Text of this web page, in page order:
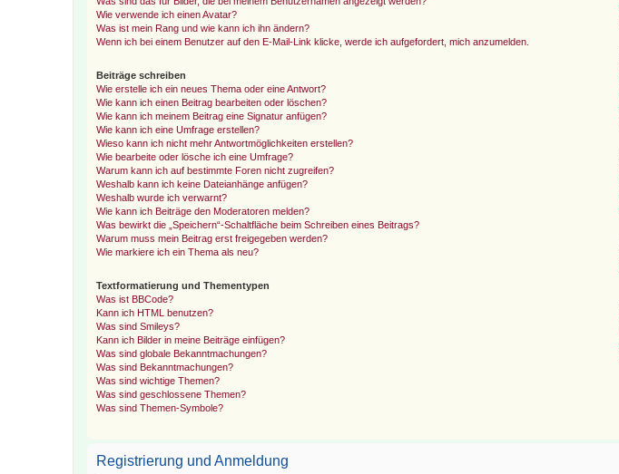
Wie verwende ich einen Avatar?
Was ist mein Rang und wie kann ich ihn ändern?
Wenn ich bei einem Benutzer auf den E-Mail-Link klicke, werde ich aufgefordert, mich anzumelden.
Beiträge schreiben
Wie erstelle ich ein neues Thema oder eine Antwort?
Wie kann ich einen Beitrag bearbeiten oder löschen?
Wie kann ich meinem Beitrag eine Signatur anfügen?
Wie kann ich eine Umfrage erstellen?
Wieso kann ich nicht mehr Antwortmöglichkeiten erstellen?
Wie bearbeite oder lösche ich eine Umfrage?
Warum kann ich auf bestimmte Foren nicht zugreifen?
Weshalb kann ich keine Dateianhänge anfügen?
Weshalb wurde ich verwarnt?
Wie kann ich Beiträge den Moderatoren melden?
Was bewirkt die „Speichern“-Schaltfläche beim Schreiben eines Beitrags?
Warum muss mein Beitrag erst freigegeben werden?
Wie markiere ich ein Thema als neu?
Textformatierung und Thementypen
Was ist BBCode?
Kann ich HTML benutzen?
Was sind Smileys?
Kann ich Bilder in meine Beiträge einfügen?
Was sind globale Bekanntmachungen?
Was sind Bekanntmachungen?
Was sind wichtige Themen?
Was sind geschlossene Themen?
Was sind Themen-Symbole?
Registrierung und Anmeldung